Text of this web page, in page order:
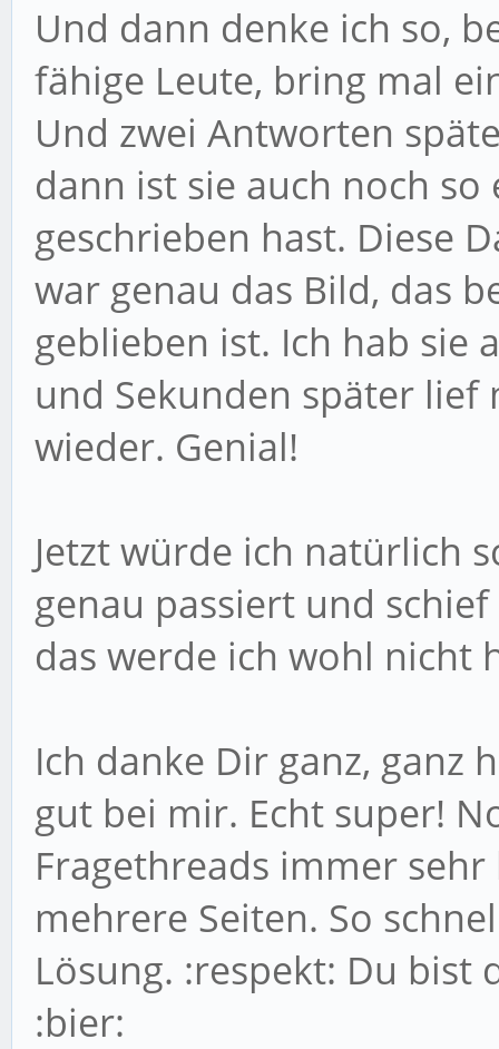
Und dann denke ich so,
fähige Leute, bring mal
Und zwei Antworten
dann ist sie auch noch so
geschrieben hast. Diese
war genau das Bild, das
geblieben ist. Ich hab sie
und Sekunden später lief
wieder. Genial!
Jetzt würde ich natürlich
genau passiert und
das werde ich wohl nicht
Ich danke Dir ganz, ganz
gut bei mir. Echt super!
Fragethreads immer
mehrere Seiten. So
Lösung. :respekt: Du bist
:bier: